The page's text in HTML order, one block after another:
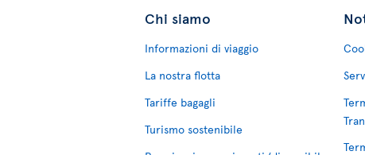
Chi siamo
Informazioni di viaggio
La nostra flotta
Tariffe bagagli
Turismo sostenibile